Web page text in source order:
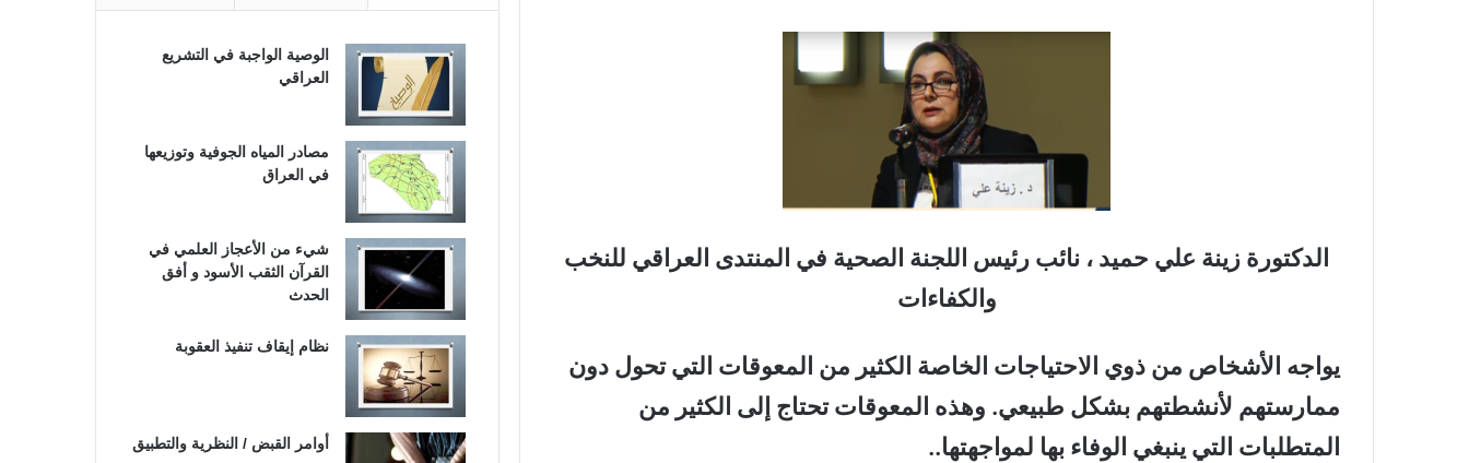
الدكتورة زينة علي حميد ، نائب رئيس اللجنة الصحية في المنتدى العراقي للنخب
والكفاءات
يواجه الأشخاص من ذوي الاحتياجات الخاصة الكثير من المعوقات التي تحول دون
ممارستهم لأنشطتهم بشكل طبيعي. وهذه المعوقات تحتاج إلى الكثير من
المتطلبات التي ينبغي الوفاء بها لمواجهتها..
الوصية الواجبة في التشريع
العراقي
مصادر المياه الجوفية وتوزيعها
في العراق
شيء من الأعجاز العلمي في
القرآن الثقب الأسود و أفق
الحدث
نظام إيقاف تنفيذ العقوبة
أوامر القبض / النظرية والتطبيق